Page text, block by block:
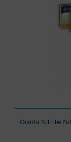
Gants Nitrile